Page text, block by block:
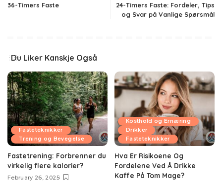
36-Timers Faste
24-Timers Faste: Fordeler, Tips
og Svar på Vanlige Spørsmål
Du Liker Kanskje Også
Fasteteknikker
Trening og Bevegelse
Fastetrening: Forbrenner du
virkelig flere kalorier?
February 26, 2025
Kosthold og Ernæring
Drikker
Fasteteknikker
Hva Er Risikoene Og
Fordelene Ved Å Drikke
Kaffe På Tom Mage?